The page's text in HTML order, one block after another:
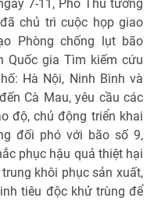
7-11, Phó Thủ tướng
chủ trì cuộc họp giao
Phòng chống lụt bão
Quốc gia Tìm kiếm cứu
Hà Nội, Ninh Bình và
Cà Mau, yêu cầu các
độ, chủ động triển khai
đối phó với bão số 9,
phục hậu quả thiệt hại
khôi phục sản xuất,
tiêu độc khử trùng để